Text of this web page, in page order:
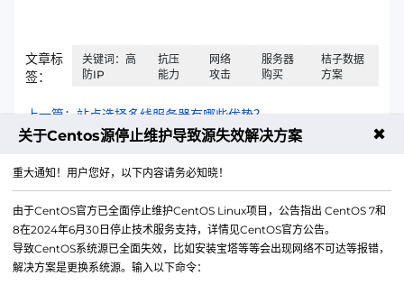
文章标
签：
关键词：高
防IP
抗压
能力
网络
攻击
服务器
购买
桔子数据
方案
上一篇：站点选择多线服务器有哪些优势？
关于Centos源停止维护导致源失效解决方案 ✖
重大通知！用户您好，以下内容请务必知晓！
由于CentOS官方已全面停止维护CentOS Linux项目，公告指出 CentOS 7和
8在2024年6月30日停止技术服务支持，详情见CentOS官方公告。
导致CentOS系统源已全面失效，比如安装宝塔等等会出现网络不可达等报错，
解决方案是更换系统源。输入以下命令：